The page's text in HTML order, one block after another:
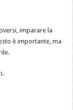
imparare la
è importante, ma